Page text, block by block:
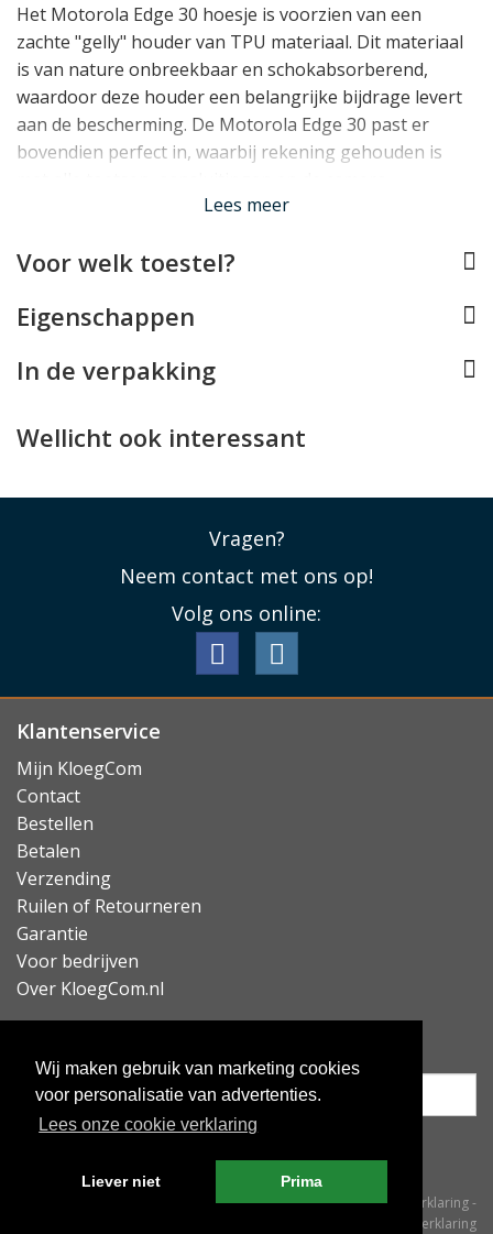
Wij maken gebruik van marketing cookies
voor personalisatie van advertenties.
Lees onze cookie verklaring
Liever niet Prima
Het Motorola Edge 30 hoesje is voorzien van een
zachte "gelly" houder van TPU materiaal. Dit materiaal
is van nature onbreekbaar en schokabsorberend,
waardoor deze houder een belangrijke bijdrage levert
aan de bescherming. De Motorola Edge 30 past er
bovendien perfect in, waarbij rekening gehouden is
De Motorola Edge 30 case bovendien nog een
belangrijkste kaart, zoals uw pinpas, rijbewijs of OV-
Lees minder
Lees meer
Voor welk toestel?
Eigenschappen
In de verpakking
Wellicht ook interessant
Vragen?
Neem contact met ons op!
Volg ons online:
Klantenservice
Mijn KloegCom
Contact
Bestellen
Betalen
Verzending
Ruilen of Retourneren
Garantie
Voor bedrijven
Over KloegCom.nl
Algemene voorwaarden-Cookieverklaring-
Privacyverklaring